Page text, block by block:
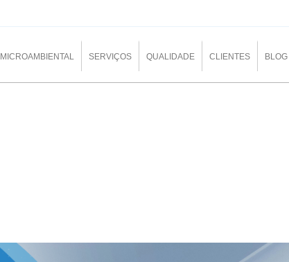
MICROAMBIENTAL SERVIÇOS QUALIDADE CLIENTES BLOG